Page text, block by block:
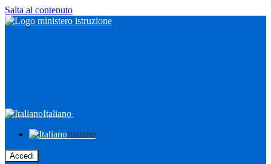
Salta al contenuto
Italiano
Italiano
Accedi